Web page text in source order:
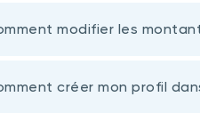
modifier les
créer mon profil